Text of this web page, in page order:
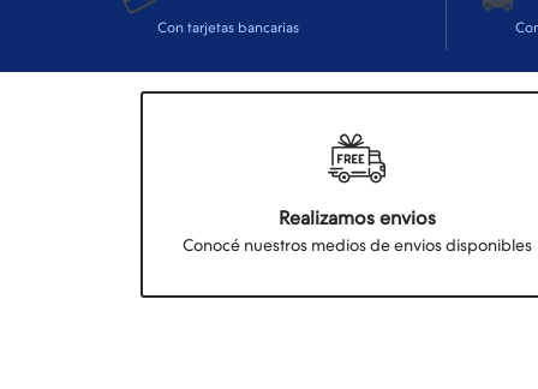
Con tarjetas bancarias
Realizamos envios
Conocé nuestros medios de envios disponibles